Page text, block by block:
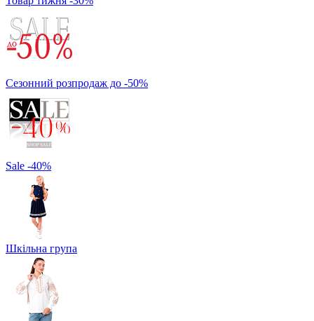
Сезонний розпродаж до -50%
Sale -40%
Шкільна група